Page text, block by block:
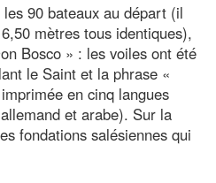
90 bateaux au départ (il
mètres tous identiques),
Bosco » : les voiles ont été
le Saint et la phrase «
en cinq langues
et arabe). Sur la
fondations salésiennes qui